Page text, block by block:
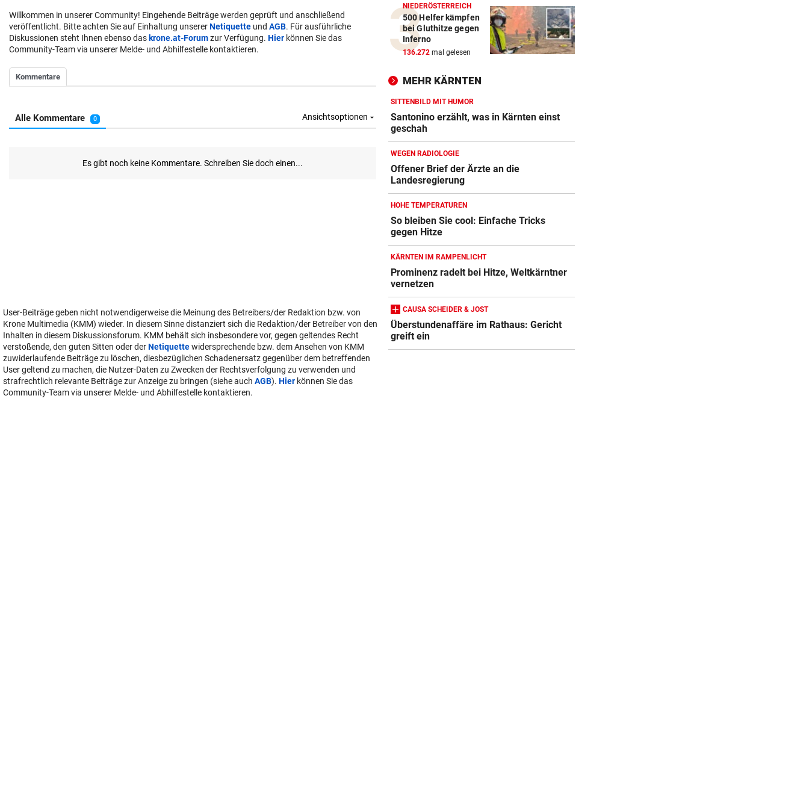
Willkommen in unserer Community! Eingehende Beiträge werden geprüft und anschließend
veröffentlicht. Bitte achten Sie auf Einhaltung unsererNetiquette und AGB. Für ausführliche
Diskussionen steht Ihnen ebenso das krone.at-Forumzur Verfügung. Hier können Sie das
Community-Team via unserer Melde- und Abhilfestelle kontaktieren.
User-Beiträge geben nicht notwendigerweise die Meinung des Betreibers/der Redaktion bzw. von
Krone Multimedia (KMM) wieder. In diesem Sinne distanziert sich die Redaktion/der Betreiber von den
Inhalten in diesem Diskussionsforum. KMM behält sich insbesondere vor, gegen geltendes Recht
verstoßende, den guten Sitten oder derNetiquettewidersprechende bzw. dem Ansehen von KMM
zuwiderlaufende Beiträge zu löschen, diesbezüglichen Schadenersatz gegenüber dem betreffenden
User geltend zu machen, die Nutzer-Daten zu Zwecken der Rechtsverfolgung zu verwenden und
strafrechtlich relevante Beiträge zur Anzeige zu bringen (siehe auch AGB). Hier können Sie das
Community-Team via unserer Melde- und Abhilfestelle kontaktieren.
NIEDERÖSTERREICH
500 Helfer kämpfen
bei Gluthitze gegen
Inferno
136.272 mal gelesen
MEHR KÄRNTEN
SITTENBILD MIT HUMOR
Santonino erzählt, was in Kärnten einst
geschah
WEGEN RADIOLOGIE
Offener Brief der Ärzte an die
Landesregierung
HOHE TEMPERATUREN
So bleiben Sie cool: Einfache Tricks
gegen Hitze
KÄRNTEN IM RAMPENLICHT
Prominenz radelt bei Hitze, Weltkärntner
vernetzen
CAUSA SCHEIDER & JOST
Überstundenaffäre im Rathaus: Gericht
greift ein